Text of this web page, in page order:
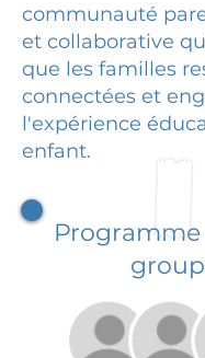
communauté
et collaborative
que les familles
connectées et
l'expérience
enfant.